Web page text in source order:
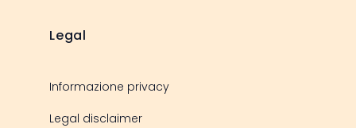
Legal
Informazione privacy
Legal disclaimer